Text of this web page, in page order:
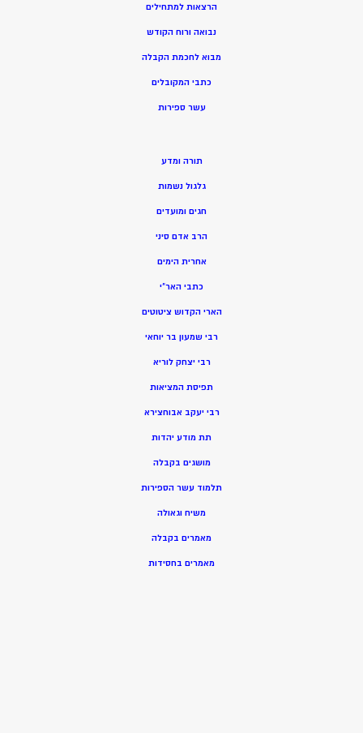
הרצאות למתחילים
נבואה ורוח הקודש
מבוא לחכמת הקבלה
כתבי המקובלים
עשר ספירות
תורה ומדע
גלגול נשמות
חגים ומועדים
הרב אדם סיני
אחרית הימים
כתבי האר”י
הארי הקדוש ציטוטים
רבי שמעון בר יוחאי
רבי יצחק לוריא
תפיסת המציאות
רבי יעקב אבוחצירא
תת מודע יהדות
מושגים בקבלה
תלמוד עשר הספירות
משיח וגאולה
מאמרים בקבלה
מאמרים בחסידות